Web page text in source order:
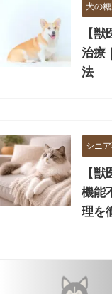
犬の
【
治療
法
シニ
【
機能
理を